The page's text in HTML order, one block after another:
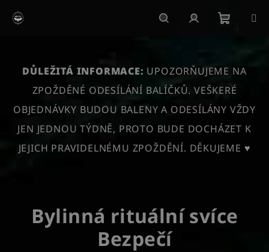
košík
DŮLEŽITÁ INFORMACE: UPOZORŇUJEME NA
ZPOŽDĚNÉ ODESÍLÁNÍ BALÍČKŮ. VEŠKERÉ
OBJEDNÁVKY BUDOU BALENY A ODESÍLÁNY VŽDY
JEN JEDNOU TÝDNĚ, PROTO BUDE DOCHÁZET K
JEJICH PRAVIDELNÉMU ZPOŽDĚNÍ. DĚKUJEME ♥
Bylinná rituální svíce
Bezpečí